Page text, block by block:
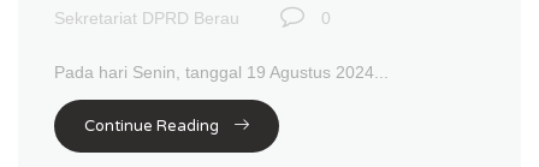
Sekretariat DPRD Berau
0
Pada hari Senin, tanggal 19 Agustus 2024...
Continue Reading